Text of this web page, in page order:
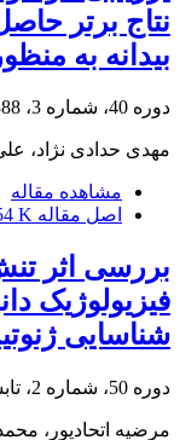
نتاج برتر
بیدانه به
دوره 40، شماره 3، 1388
مهدی حدادی نژاد،
مشاهده مقاله
اصل مقاله K
بررسی اثر
فیزیولوژیک
شناسایی
دوره 50، شماره 2، تابستان 1398، صفحه
مرضیه اتحادپور،